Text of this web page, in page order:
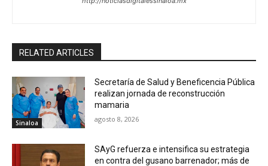
RELATED ARTICLES
Sinaloa
Secretaría de Salud y Beneficencia Pública
realizan jornada de reconstrucción
mamaria
agosto 8, 2026
SAyG refuerza e intensifica su estrategia
en contra del gusano barrenador; más de